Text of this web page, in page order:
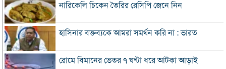
নারিকেলি চিকেন তৈরির রেসিপি জেনে নিন
হাসিনার বক্তব্যকে আমরা সমর্থন করি না : ভারত
রোমে বিমানের ভেতর ৭ ঘণ্টা ধরে আটকা আড়াই